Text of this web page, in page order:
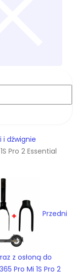
i dźwignie
Pro 2 Essential
Przedni
z osłoną do
Pro Mi 1S Pro 2